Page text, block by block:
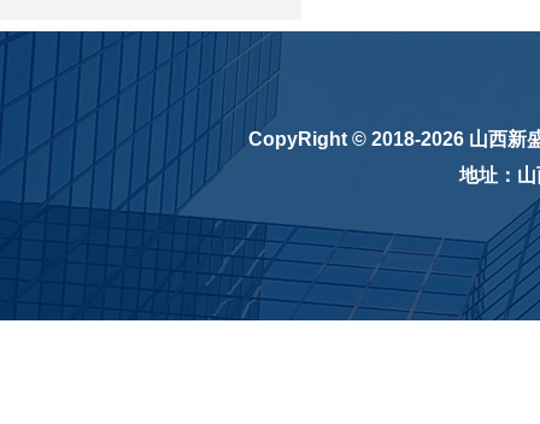
CopyRight © 2018-2026 山西新
地址：